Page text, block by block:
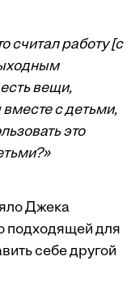
считал работу [с
вещи,
с детьми,
это
Джека
подходящей для
себе другой